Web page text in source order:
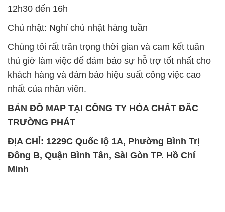
12h30 đến 16h
Chủ nhật: Nghỉ chủ nhật hàng tuần
Chúng tôi rất trân trọng thời gian và cam kết tuân
thủ giờ làm việc để đảm bảo sự hỗ trợ tốt nhất cho
khách hàng và đảm bảo hiệu suất công việc cao
nhất của nhân viên.
BẢN ĐỒ MAP TẠI CÔNG TY HÓA CHẤT ĐẮC
TRƯỜNG PHÁT
ĐỊA CHỈ: 1229C Quốc lộ 1A, Phường Bình Trị
Đông B, Quận Bình Tân, Sài Gòn TP. Hồ Chí
Minh